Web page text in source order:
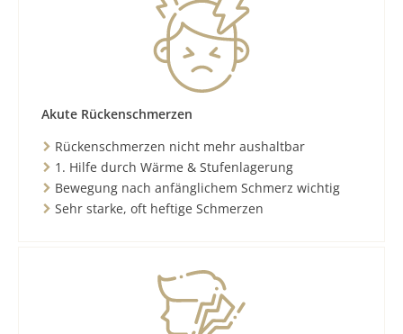
Akute Rückenschmerzen
Rückenschmerzen nicht mehr aushaltbar
1. Hilfe durch Wärme & Stufenlagerung
Bewegung nach anfänglichem Schmerz wichtig
Sehr starke, oft heftige Schmerzen